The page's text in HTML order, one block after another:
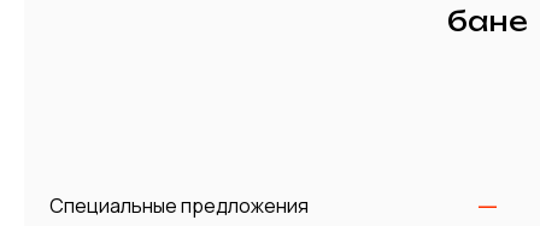
бане
Специальные предложения —